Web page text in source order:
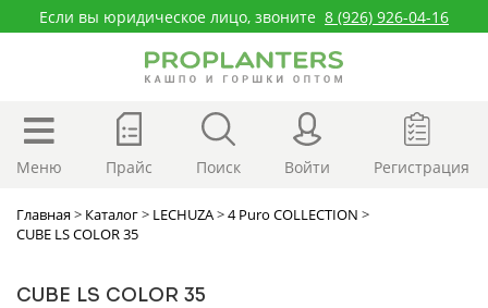
Если вы юридическое лицо, звоните 8 (926) 926-04-16
Меню Прайс Поиск Войти Регистрация
Главная> Каталог> LECHUZA>4 Puro COLLECTION >
CUBE LS COLOR 35
CUBE LS COLOR 35